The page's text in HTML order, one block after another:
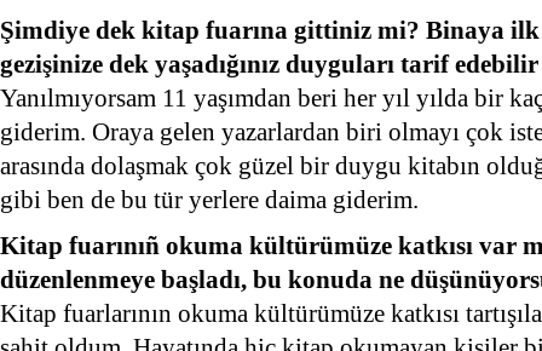
Şimdiye dek kitap fuarına gittiniz mi? Binaya
gezişinize dek yaşadığınız duyguları tarif
Yanılmıyorsam 11 yaşımdan beri her yıl yılda bir
giderim. Oraya gelen yazarlardan biri olmayı çok
arasında dolaşmak çok güzel bir duygu kitabın
gibi ben de bu tür yerlere daima giderim.
Kitap fuarınıñ okuma kültürümüze katkısı var
düzenlenmeye başladı, bu konuda ne
Kitap fuarlarının okuma kültürümüze katkısı